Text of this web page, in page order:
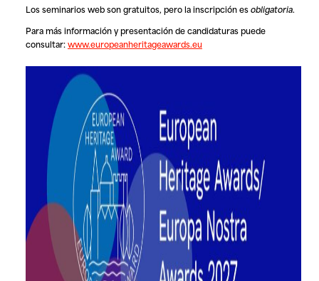
Los seminarios web son gratuitos, pero la inscripción esobligatoria.
Para más información y presentación de candidaturas puede
consultar:www.europeanheritageawards.eu